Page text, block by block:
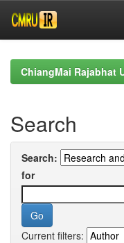
navigationChiangMai Rajabhat
Search
Search:
for
Current filters: